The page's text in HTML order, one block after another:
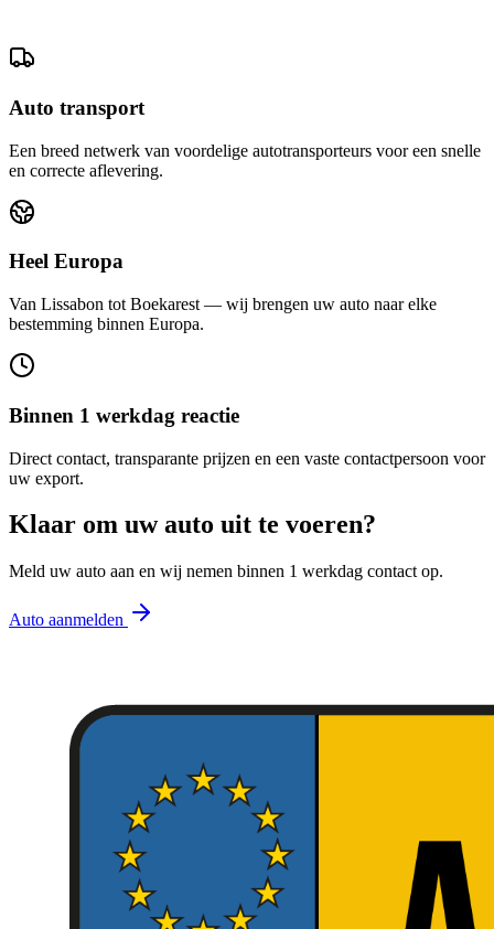
Auto transport
Een breed netwerk van voordelige autotransporteurs voor een snelle
en correcte aflevering.
Heel Europa
Van Lissabon tot Boekarest — wij brengen uw auto naar elke
bestemming binnen Europa.
Binnen 1 werkdag reactie
Direct contact, transparante prijzen en een vaste contactpersoon voor
uw export.
Klaar om uw auto uit te voeren?
Meld uw auto aan en wij nemen binnen 1 werkdag contact op.
Auto aanmelden